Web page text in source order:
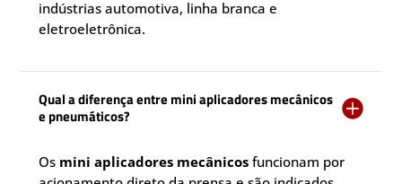
indústrias automotiva, linha branca e
eletroeletrônica.
Qual a diferença entre mini aplicadores mecânicos
e pneumáticos?

Os mini aplicadores mecânicos funcionam por